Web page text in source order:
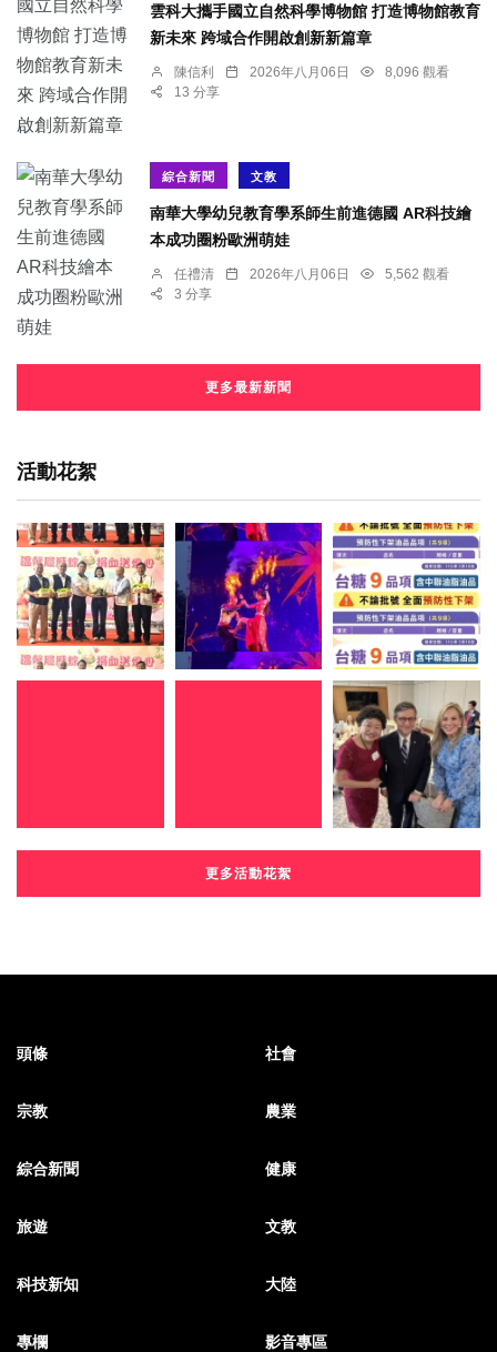
雲科大攜手國立自然科學博物館 打造博物館教育
新未來 跨域合作開啟創新新篇章
陳信利 2026年八月06日
8,096 觀看
13 分享
綜合新聞 文教
南華大學幼兒教育學系師生前進德國 AR科技繪
本成功圈粉歐洲萌娃
任禮清 2026年八月06日
5,562 觀看
3 分享
更多最新新聞
活動花絮
更多活動花絮
頭條 社會
宗教 農業
綜合新聞 健康
旅遊 文教
科技新知 大陸
專欄 影音專區